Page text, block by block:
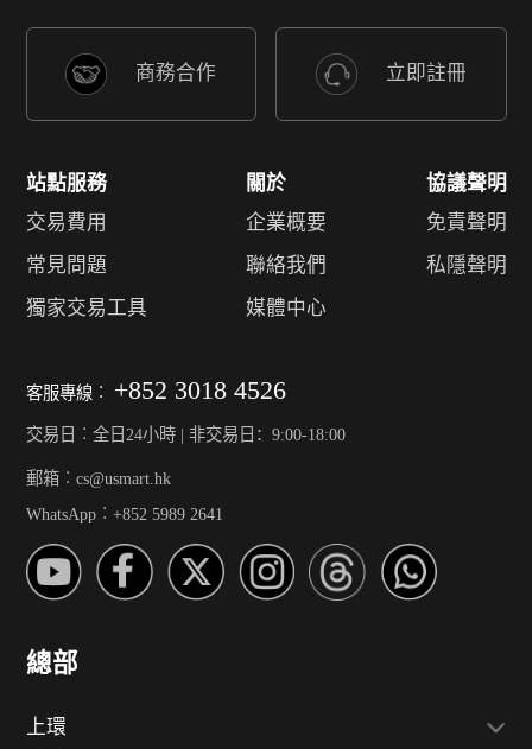
商務合作 立即註冊
站點服務
交易費用
常見問題
獨家交易工具
關於
企業概要
聯絡我們
媒體中心
協議聲明
免責聲明
私隱聲明
客服專線︰ +852 3018 4526
交易日︰全日24小時 | 非交易日：9:00-18:00
郵箱︰cs@usmart.hk
WhatsApp︰+852 5989 2641
總部
上環